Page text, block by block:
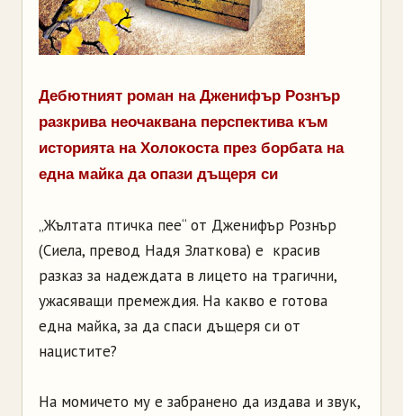
Дебютният роман на Дженифър Рознър
разкрива неочаквана перспектива към
историята на Холокоста през борбата на
една майка да опази дъщеря си
„Жълтата птичка пее“ от Дженифър Рознър
(Сиела, превод Надя Златкова) е красив
разказ за надеждата в лицето на трагични,
ужасяващи премеждия. На какво е готова
една майка, за да спаси дъщеря си от
нацистите?
На момичето му е забранено да издава и звук,